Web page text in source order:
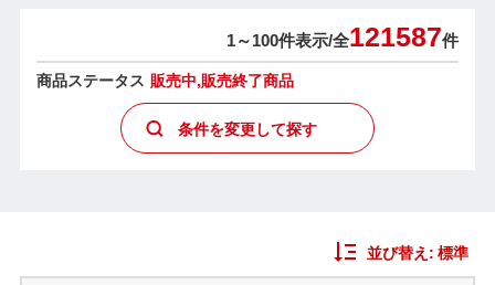
1～100件表示/全121587件
商品ステータス 販売中,販売終了商品
条件を変更して探す
並び替え:標準